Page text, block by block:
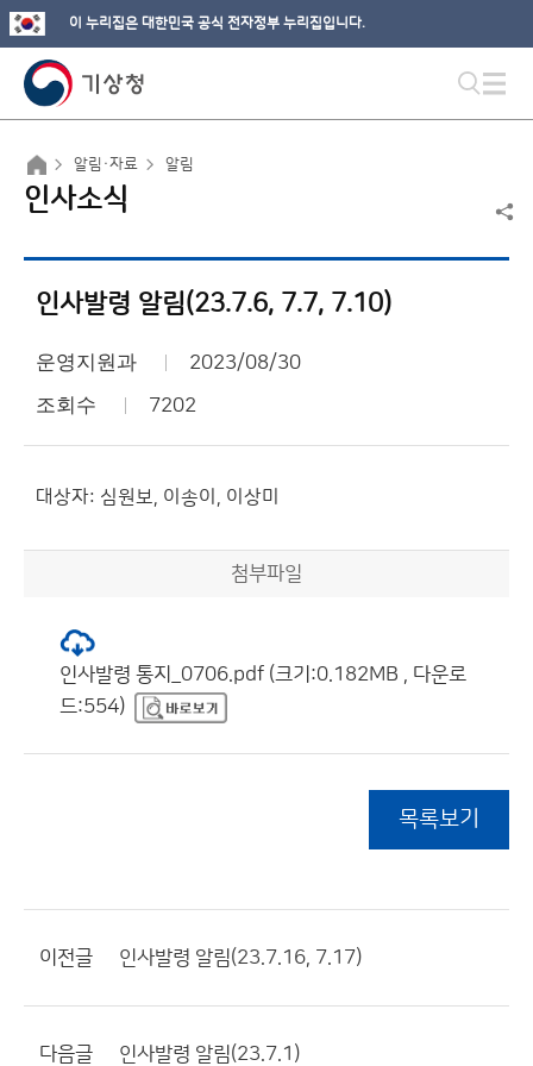
이 누리집은 대한민국 공식 전자정부 누리집입니다.
알림·자료 알림
인사소식
인사발령 알림(23.7.6, 7.7, 7.10)
운영지원과 2023/08/30
조회수 7202
대상자: 심원보, 이송이, 이상미
첨부파일
인사발령 통지_0706.pdf (크기:0.182MB , 다운로
드:554)
목록보기
이전글 인사발령 알림(23.7.16, 7.17)
다음글 인사발령 알림(23.7.1)